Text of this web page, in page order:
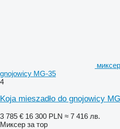
gnojowicy MG-35
4
Koja mieszadło do gnojowicy
3 785 € 16 300 PLN ≈ 7 416 лв.
Миксер за тор